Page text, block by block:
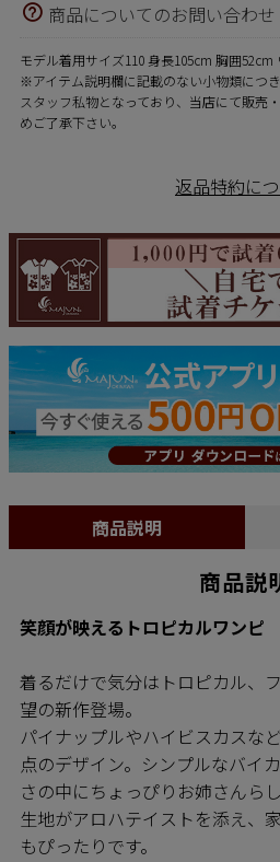
商品についてのお問い合わせ
モデル着用サイズ110 身長105cm 胸囲
※アイテム説明欄に記載のない小物類につ
スタッフ私物となっており、当店にて販売
めご了承下さい。
返品特約に
商品説明
商品説
笑顔が映えるトロピカルワンピ
着るだけで気分はトロピカル、
望の新作登場。
パイナップルやハイビスカスな
点のデザイン。シンプルなバイ
さの中にちょっぴりお姉さんら
生地がアロハテイストを添え、
もぴったりです。